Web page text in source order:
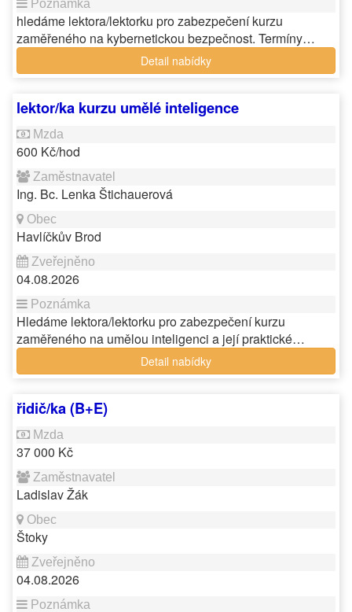
hledáme lektora/lektorku pro zabezpečení kurzu
zaměřeného na kybernetickou bezpečnost. Termíny…
Detail nabídky
lektor/ka kurzu umělé inteligence
600 Kč/hod
Ing. Bc. Lenka Štichauerová
Havlíčkův Brod
04.08.2026
Hledáme lektora/lektorku pro zabezpečení kurzu
zaměřeného na umělou inteligenci a její praktické…
Detail nabídky
řidič/ka (B+E)
37 000 Kč
Ladislav Žák
Štoky
04.08.2026